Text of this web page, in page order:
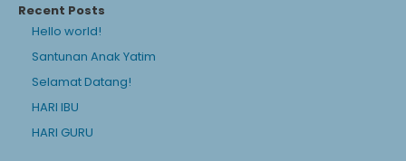
Recent Posts
Hello world!
Santunan Anak Yatim
Selamat Datang!
HARI IBU
HARI GURU